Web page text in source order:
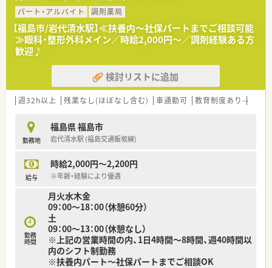
パート・アルバイト
調剤薬局
【福島市/岩代清水駅】≪扶養内～社保パートまでご相談可能
≫眼科・整形外科メイン／時給2,000円～／調剤経験ある方
歓迎♪
検討リストに追加
週32h以上 残業なし(ほぼなし含む) 車通勤可 教育制度あり
勤務地
福島県 福島市
岩代清水駅 (福島交通飯坂線)
給与
時給2,000円～2,200円
※年齢・経験により優遇
勤務
時間
月火水木金
09：00～18：00（休憩60分）
土
09：00～13：00（休憩なし）
※上記の営業時間の内、1日4時間～8時間、週40時間以
内のシフト制勤務
※扶養内パート～社保パートまでご相談OK